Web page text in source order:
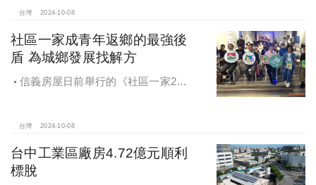
家邸「長築白樓1」
台灣 2024-10-08
社區一家成青年返鄉的最強後
盾 為城鄉發展找解方
信義房屋日前舉行的《社區一家20
彰化鬆勢三日節策展人劉孟豪分享他
家鄉帶來改變和發展的故事。
台灣 2024-10-08
台中工業區廠房4.72億元順利
標脫